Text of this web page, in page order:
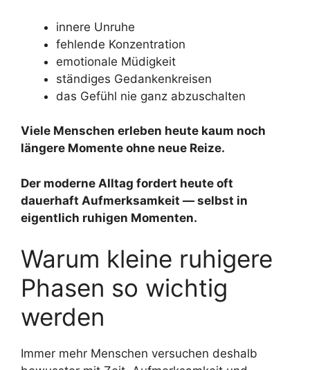
innere Unruhe
fehlende Konzentration
emotionale Müdigkeit
ständiges Gedankenkreisen
das Gefühl nie ganz abzuschalten
Viele Menschen erleben heute kaum noch
längere Momente ohne neue Reize.
Der moderne Alltag fordert heute oft
dauerhaft Aufmerksamkeit — selbst in
eigentlich ruhigen Momenten.
Warum kleine ruhigere
Phasen so wichtig
werden
Immer mehr Menschen versuchen deshalb